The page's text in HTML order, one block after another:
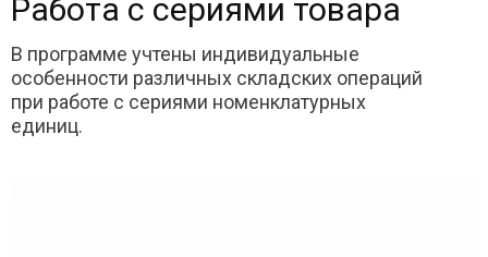
Работа с сериями товара
В программе учтены индивидуальные
особенности различных складских операций
при работе с сериями номенклатурных
единиц.